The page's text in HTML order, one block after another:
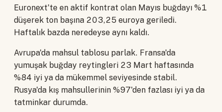
Euronext'te en aktif kontrat olan Mayıs buğdayı %1
düşerek ton başına 203,25 euroya geriledi.
Haftalık bazda neredeyse aynı kaldı.
Avrupa'da mahsul tablosu parlak. Fransa'da
yumuşak buğday reytingleri 23 Mart haftasında
%84 iyi ya da mükemmel seviyesinde stabil.
Rusya'da kış mahsullerinin %97'den fazlası iyi ya da
tatminkar durumda.